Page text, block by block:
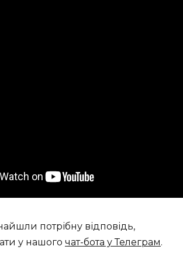
потрібну відповідь,
у нашого чат-бота у Телеграм.